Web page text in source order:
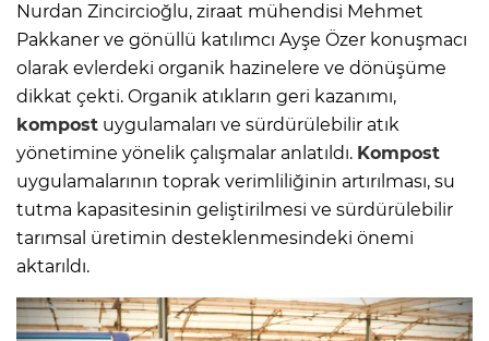
Nurdan Zincircioğlu, ziraat mühendisi Mehmet
Pakkaner ve gönüllü katılımcı Ayşe Özer konuşmacı
olarak evlerdeki organik hazinelere ve dönüşüme
dikkat çekti. Organik atıkların geri kazanımı,
kompost uygulamaları ve sürdürülebilir atık
yönetimine yönelik çalışmalar anlatıldı. Kompost
uygulamalarının toprak verimliliğinin artırılması, su
tutma kapasitesinin geliştirilmesi ve sürdürülebilir
tarımsal üretimin desteklenmesindeki önemi
aktarıldı.